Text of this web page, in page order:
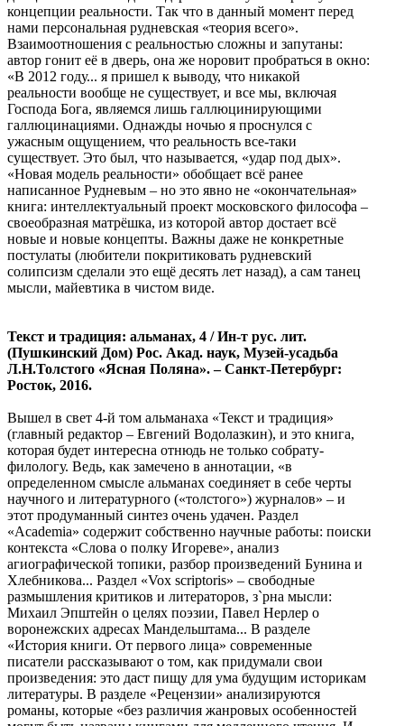
концепции реальности. Так что в данный момент перед
нами персональная рудневская «теория всего».
Взаимоотношения с реальностью сложны и запутаны:
автор гонит её в дверь, она же норовит пробраться в окно:
«В 2012 году... я пришел к выводу, что никакой
реальности вообще не существует, и все мы, включая
Господа Бога, являемся лишь галлюцинирующими
галлюцинациями. Однажды ночью я проснулся с
ужасным ощущением, что реальность все-таки
существует. Это был, что называется, «удар под дых».
«Новая модель реальности» обобщает всё ранее
написанное Рудневым – но это явно не «окончательная»
книга: интеллектуальный проект московского философа –
своеобразная матрёшка, из которой автор достает всё
новые и новые концепты. Важны даже не конкретные
постулаты (любители покритиковать рудневский
солипсизм сделали это ещё десять лет назад), а сам танец
мысли, майевтика в чистом виде.
Текст и традиция: альманах, 4 / Ин-т рус. лит.
(Пушкинский Дом) Рос. Акад. наук, Музей-усадьба
Л.Н.Толстого «Ясная Поляна». – Санкт-Петербург:
Росток, 2016.
Вышел в свет 4-й том альманаха «Текст и традиция»
(главный редактор – Евгений Водолазкин), и это книга,
которая будет интересна отнюдь не только собрату-
филологу. Ведь, как замечено в аннотации, «в
определенном смысле альманах соединяет в себе черты
научного и литературного («толстого») журналов» – и
этот продуманный синтез очень удачен. Раздел
«Academia» содержит собственно научные работы: поиски
контекста «Слова о полку Игореве», анализ
агиографической топики, разбор произведений Бунина и
Хлебникова... Раздел «Vox scriptoris» – свободные
размышления критиков и литераторов, з`рна мысли:
Михаил Эпштейн о целях поэзии, Павел Нерлер о
воронежских адресах Мандельштама... В разделе
«История книги. От первого лица» современные
писатели рассказывают о том, как придумали свои
произведения: это даст пищу для ума будущим историкам
литературы. В разделе «Рецензии» анализируются
романы, которые «без различия жанровых особенностей